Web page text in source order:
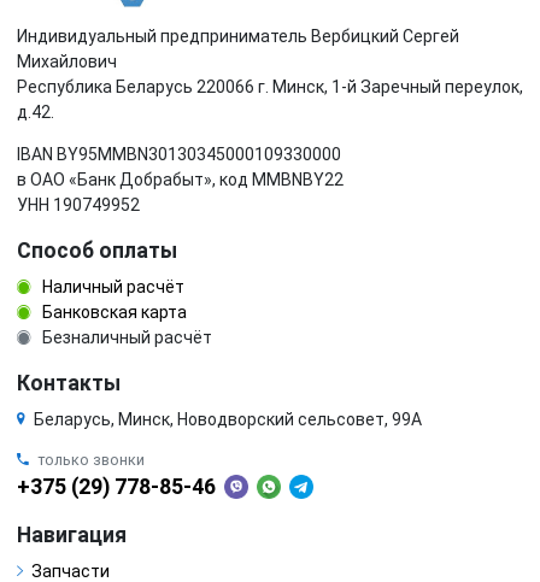
шкив коленвала
щуп двигателя
Индивидуальный предприниматель Вербицкий Сергей
Михайлович
Республика Беларусь 220066 г. Минск, 1-й Заречный переулок,
д.42.
IBAN BY95MMBN30130345000109330000
в ОАО «Банк Добрабыт», код MMBNBY22
УНН 190749952
Способ оплаты
Наличный расчёт
Банковская карта
Безналичный расчёт
Контакты
Беларусь, Минск, Новодворский сельсовет, 99А
только звонки
+375 (29) 778-85-46
Навигация
Запчасти